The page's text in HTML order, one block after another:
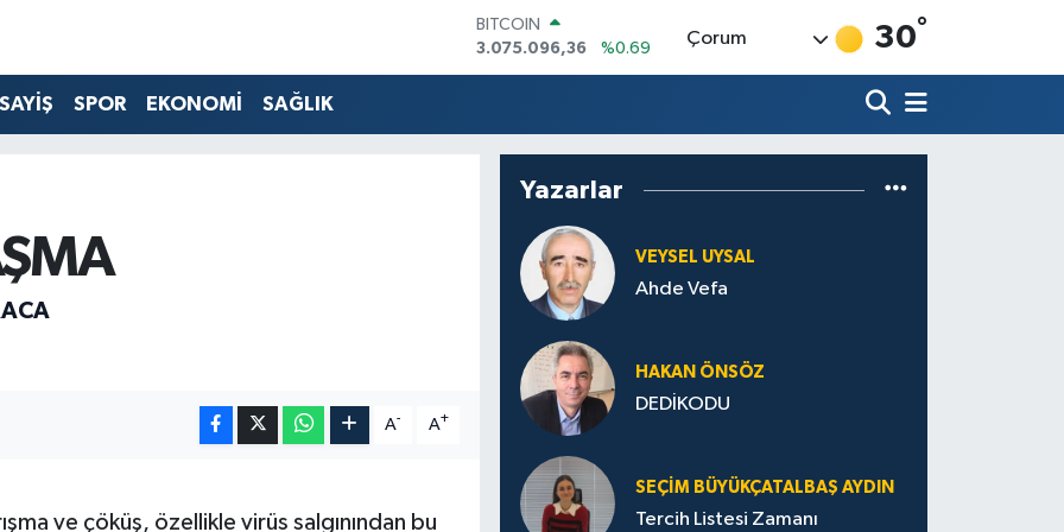
3.075.096,36
DOLAR
STERLİN
64,2398
%0.2
GRAM ALTIN
BİST100
13.768
%48
Çorum 30°
SPOR EKONOMİ SAĞLIK
A- A+
ve çöküş, özellikle virüs salgınından bu
Yazarlar
VEYSEL UYSAL
Ahde Vefa
HA­KAN ÖN­SÖZ
DEDİKODU
SEÇIM BÜYÜKÇATALBAŞ AYDIN
Tercih Listesi Zamanı